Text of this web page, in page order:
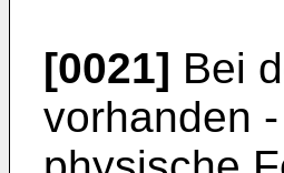
[0021] Bei
vorhanden